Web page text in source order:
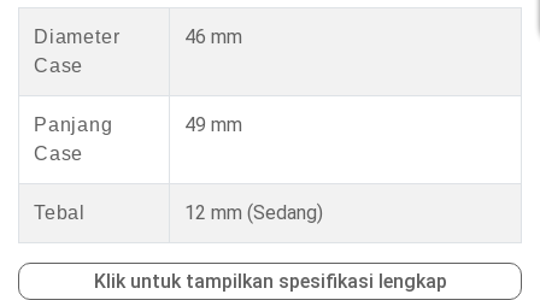
Diameter
Case
46 mm
Panjang
Case
49 mm
Tebal 12 mm (Sedang)
Klik untuk tampilkan spesifikasi lengkap